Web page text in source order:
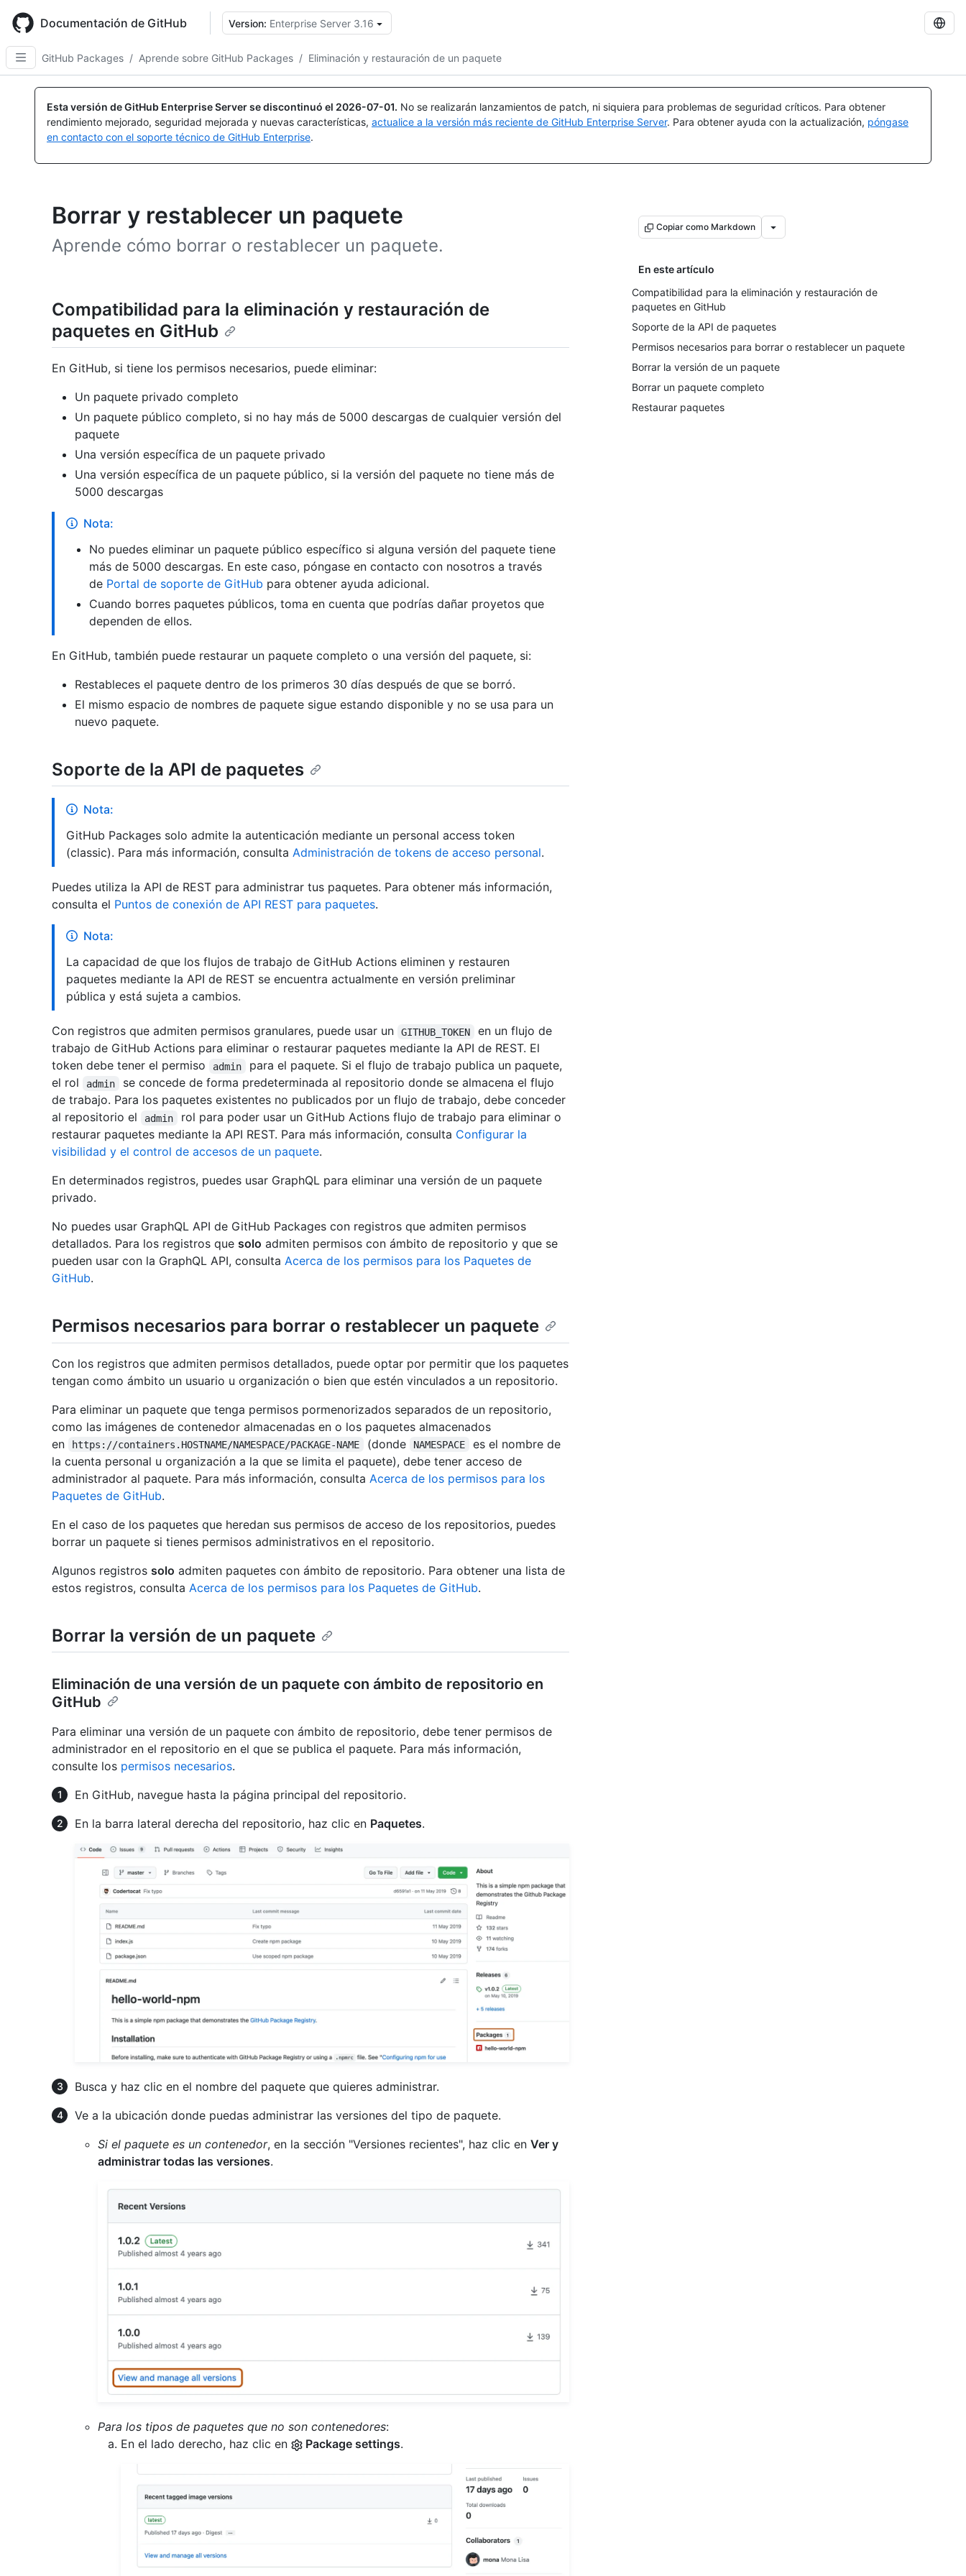
main
content
Documentación de GitHub Version: Enterprise Server 3.16
GitHub Packages / Aprende sobre GitHub Packages / Eliminación y restauración de un paquete
Esta versión de GitHub Enterprise Server se discontinuó el 2026-07-01. No se realizarán lanzamientos de patch, ni siquiera para problemas de seguridad críticos. Para obtener
rendimiento mejorado, seguridad mejorada y nuevas características, actualice a la versión más reciente de GitHub Enterprise Server. Para obtener ayuda con la actualización, póngase
en contacto con el soporte técnico de GitHub Enterprise.
Borrar y restablecer un paquete
Aprende cómo borrar o restablecer un paquete.
Copiar como Markdown
En este artículo
Compatibilidad para la eliminación y restauración de
paquetes en GitHub
Soporte de la API de paquetes
Permisos necesarios para borrar o restablecer un paquete
Borrar la versión de un paquete
Borrar un paquete completo
Restaurar paquetes
Compatibilidad para la eliminación y restauración de
paquetes en GitHub
En GitHub, si tiene los permisos necesarios, puede eliminar:
Un paquete privado completo
Un paquete público completo, si no hay más de 5000 descargas de cualquier versión del
paquete
Una versión específica de un paquete privado
Una versión específica de un paquete público, si la versión del paquete no tiene más de
5000 descargas
Nota:
No puedes eliminar un paquete público específico si alguna versión del paquete tiene
más de 5000 descargas. En este caso, póngase en contacto con nosotros a través
de Portal de soporte de GitHub para obtener ayuda adicional.
Cuando borres paquetes públicos, toma en cuenta que podrías dañar proyetos que
dependen de ellos.
En GitHub, también puede restaurar un paquete completo o una versión del paquete, si:
Restableces el paquete dentro de los primeros 30 días después de que se borró.
El mismo espacio de nombres de paquete sigue estando disponible y no se usa para un
nuevo paquete.
Soporte de la API de paquetes
Nota:
GitHub Packages solo admite la autenticación mediante un personal access token
(classic). Para más información, consulta Administración de tokens de acceso personal.
Puedes utiliza la API de REST para administrar tus paquetes. Para obtener más información,
consulta el Puntos de conexión de API REST para paquetes.
Nota:
La capacidad de que los flujos de trabajo de GitHub Actions eliminen y restauren
paquetes mediante la API de REST se encuentra actualmente en versión preliminar
pública y está sujeta a cambios.
Con registros que admiten permisos granulares, puede usar un GITHUB_TOKEN
en un flujo de
trabajo de GitHub Actions para eliminar o restaurar paquetes mediante la API de REST. El
token debe tener el permiso
admin
para el paquete. Si el flujo de trabajo publica un paquete,
el rol
admin
se concede de forma predeterminada al repositorio donde se almacena el flujo
de trabajo. Para los paquetes existentes no publicados por un flujo de trabajo, debe conceder
al repositorio el
admin
rol para poder usar un GitHub Actions flujo de trabajo para eliminar o
restaurar paquetes mediante la API REST. Para más información, consulta Configurar la
visibilidad y el control de accesos de un paquete.
En determinados registros, puedes usar GraphQL para eliminar una versión de un paquete
privado.
No puedes usar GraphQL API de GitHub Packages con registros que admiten permisos
detallados. Para los registros que solo admiten permisos con ámbito de repositorio y que se
pueden usar con la GraphQL API, consulta Acerca de los permisos para los Paquetes de
GitHub.
Permisos necesarios para borrar o restablecer un paquete
Con los registros que admiten permisos detallados, puede optar por permitir que los paquetes
tengan como ámbito un usuario u organización o bien que estén vinculados a un repositorio.
Para eliminar un paquete que tenga permisos pormenorizados separados de un repositorio,
como las imágenes de contenedor almacenadas en o los paquetes almacenados
en
https://containers.HOSTNAME/NAMESPACE/PACKAGE-NAME (donde NAMESPACE
es el nombre de
la cuenta personal u organización a la que se limita el paquete), debe tener acceso de
administrador al paquete. Para más información, consulta Acerca de los permisos para los
Paquetes de GitHub.
En el caso de los paquetes que heredan sus permisos de acceso de los repositorios, puedes
borrar un paquete si tienes permisos administrativos en el repositorio.
Algunos registros solo admiten paquetes con ámbito de repositorio. Para obtener una lista de
estos registros, consulta Acerca de los permisos para los Paquetes de GitHub.
Borrar la versión de un paquete
Eliminación de una versión de un paquete con ámbito de repositorio en
GitHub
Para eliminar una versión de un paquete con ámbito de repositorio, debe tener permisos de
administrador en el repositorio en el que se publica el paquete. Para más información,
consulte los permisos necesarios.
En GitHub, navegue hasta la página principal del repositorio.
En la barra lateral derecha del repositorio, haz clic en Paquetes.
Busca y haz clic en el nombre del paquete que quieres administrar.
Ve a la ubicación donde puedas administrar las versiones del tipo de paquete.
Si el paquete es un contenedor, en la sección "Versiones recientes", haz clic en Ver y
administrar todas las versiones.
Para los tipos de paquetes que no son contenedores:
En el lado derecho, haz clic en
Package settings.